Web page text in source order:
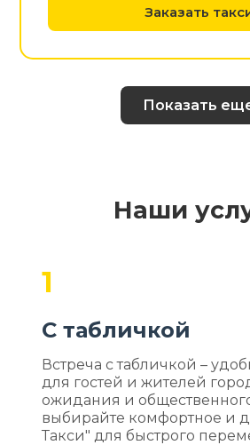
Заказать
Показать
Наши
1
С табличкой
Встреча с табличкой –
для гостей и жителей
ожидания и
выбирайте комфортное и
Такси" для быстрого